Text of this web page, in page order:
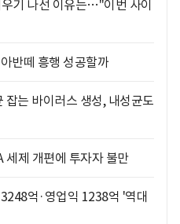
기 나선 이유는…"이번 사이
반떼 흥행 성공할까
는 바이러스 생성, 내성균도
제 개편에 투자자 불만
억·영업익 1238억 '역대